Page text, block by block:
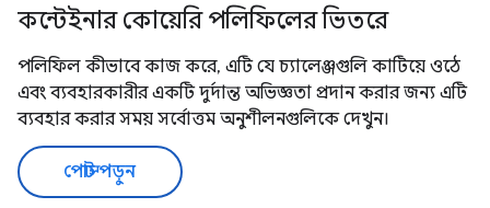
কন্টেইনার কোয়েরি পলিফিলের ভিতরে
পলিফিল কীভাবে কাজ করে, এটি যে চ্যালেঞ্জগুলি কাটিয়ে ওঠে
এবং ব্যবহারকারীর একটি দুর্দান্ত অভিজ্ঞতা প্রদান করার জন্য এটি
ব্যবহার করার সময় সর্বোত্তম অনুশীলনগুলিকে দেখুন।
পোস্ট পড়ুন